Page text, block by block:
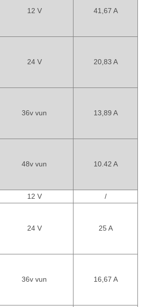
12 V 41,67 A
24 V 20,83 A
36v vun 13,89 A
48v vun 10.42 A
12 V /
24 V 25 A
36v vun 16,67 A